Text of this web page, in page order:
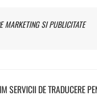
MARKETING SI PUBLICITATE
SERVICII DE TRADUCERE